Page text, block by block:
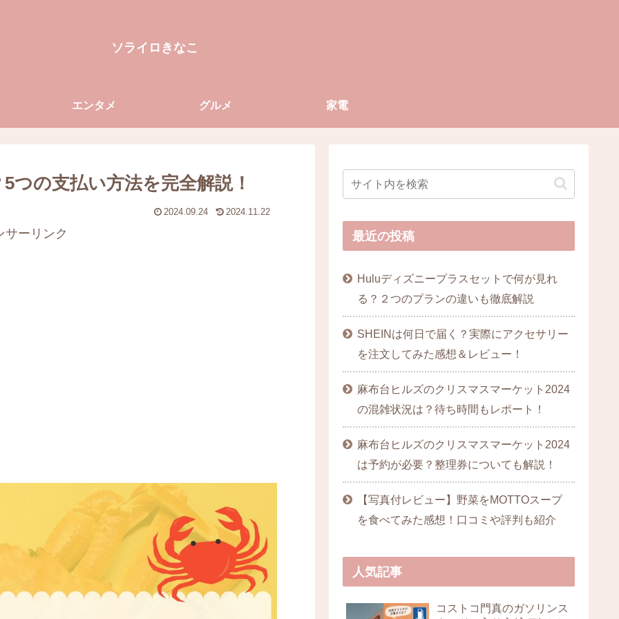
ソライロきなこ
エンタメ グルメ 家電
つの支払い方法を完全解説！
2024.09.24 2024.11.22
サーリンク 最近の投稿
Huluディズニープラスセットで何が見れ
る？２つのプランの違いも徹底解説
SHEINは何日で届く？実際にアクセサリー
を注文してみた感想＆レビュー！
麻布台ヒルズのクリスマスマーケット2024
の混雑状況は？待ち時間もレポート！
麻布台ヒルズのクリスマスマーケット2024
は予約が必要？整理券についても解説！
【写真付レビュー】野菜をMOTTOスープ
を食べてみた感想！口コミや評判も紹介
人気記事
コストコ門真のガソリンス